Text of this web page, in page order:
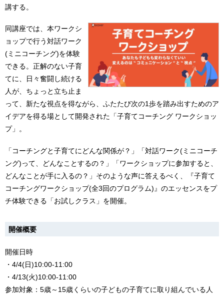
講する。
同講座では、本ワークシ
ョップで行う対話ワーク
(ミニコーチング)を体験
できる。正解のない子育
てに、日々奮闘し続ける
人が、ちょっと立ち止ま
って、新たな視点を得ながら、ふたたび次の1歩を踏み出すためのア
イデアを得る場として開発された「子育てコーチング ワークショッ
プ」。
「コーチングと子育てにどんな関係が？」「対話ワーク(ミニコーチ
ング)って、どんなことするの？」「ワークショップに参加すると、
どんなことが手に入るの？」そのような声に答えるべく、『子育て
コーチングワークショップ(全3回のプログラム)』のエッセンスをプ
チ体験できる「お試しクラス」を開催。
開催概要
開催日時
・4/4(日)10:00-11:00
・4/13(火)10:00-11:00
参加対象：5歳～15歳くらいの子どもの子育てに取り組んでいる人